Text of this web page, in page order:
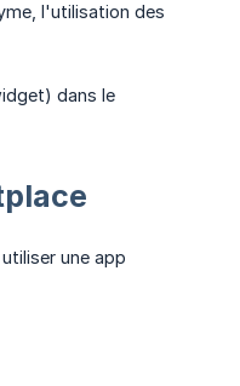
l'utilisation des
dans le
une app